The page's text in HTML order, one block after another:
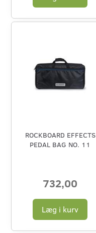
ROCKBOARD EFFECTS
PEDAL BAG NO. 11
732,00
Læg i kurv